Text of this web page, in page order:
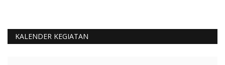
KALENDER KEGIATAN